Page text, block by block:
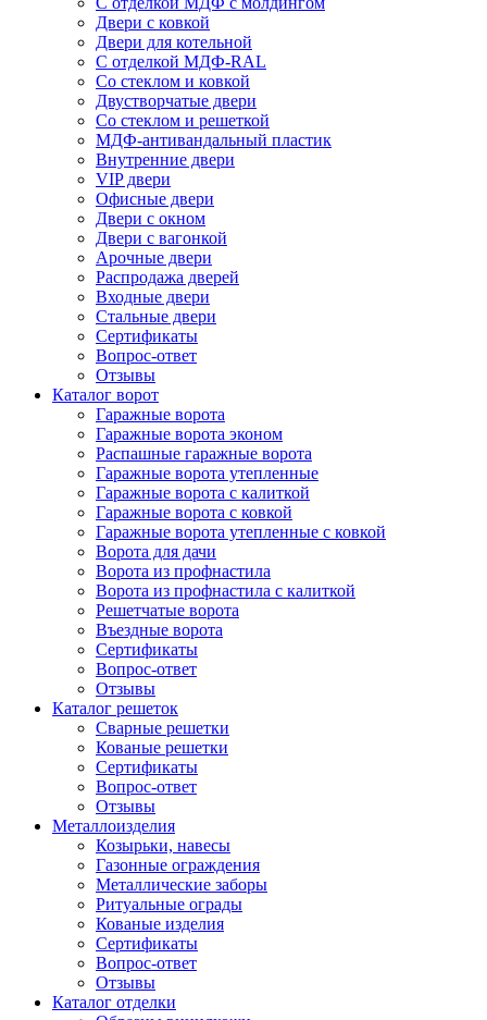
Двери с ковкой
Двери для котельной
С отделкой МДФ-RAL
Со стеклом и ковкой
Двустворчатые двери
Со стеклом и решеткой
МДФ-антивандальный пластик
Внутренние двери
VIP двери
Офисные двери
Двери с окном
Двери с вагонкой
Арочные двери
Распродажа дверей
Входные двери
Стальные двери
Сертификаты
Вопрос-ответ
Отзывы
Каталог ворот
Гаражные ворота
Гаражные ворота эконом
Распашные гаражные ворота
Гаражные ворота утепленные
Гаражные ворота c калиткой
Гаражные ворота с ковкой
Гаражные ворота утепленные с ковкой
Ворота для дачи
Ворота из профнастила
Ворота из профнастила с калиткой
Решетчатые ворота
Въездные ворота
Сертификаты
Вопрос-ответ
Отзывы
Каталог решеток
Сварные решетки
Кованые решетки
Сертификаты
Вопрос-ответ
Отзывы
Металлоизделия
Козырьки, навесы
Газонные ограждения
Металлические заборы
Ритуальные ограды
Кованые изделия
Сертификаты
Вопрос-ответ
Отзывы
Каталог отделки